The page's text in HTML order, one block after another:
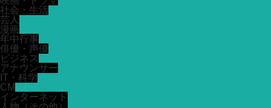
社会・生活
芸人
漫画
年中行事
俳優・声優
ビジネス
アナウンサー
IT・科学
CM
インターネット